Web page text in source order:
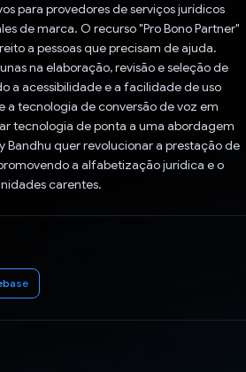
para provedores de serviços jurídicos
de marca. O recurso "Pro Bono Partner"
a pessoas que precisam de ajuda.
na elaboração, revisão e seleção de
a acessibilidade e a facilidade de uso
a tecnologia de conversão de voz em
tecnologia de ponta a uma abordagem
Bandhu quer revolucionar a prestação de
a alfabetização jurídica e o
carentes.